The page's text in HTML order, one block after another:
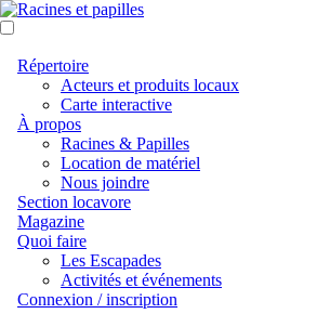
Aller
au
principal
Répertoire
Acteurs et produits locaux
Carte interactive
À propos
Racines & Papilles
Location de matériel
Nous joindre
Section locavore
Magazine
Quoi faire
Les Escapades
Activités et événements
Connexion / inscription